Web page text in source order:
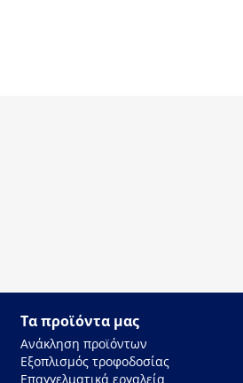
Τα προϊόντα μας
Ανάκληση προϊόντων
Εξοπλισμός τροφοδοσίας
Επαγγελματικά εργαλεία